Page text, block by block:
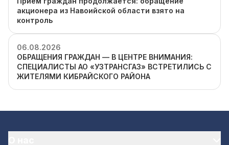
акционера из Навоийской области взято на
контроль
06.08.2026
ОБРАЩЕНИЯ ГРАЖДАН — В ЦЕНТРЕ ВНИМАНИЯ:
СПЕЦИАЛИСТЫ АО «УЗТРАНСГАЗ» ВСТРЕТИЛИСЬ С
ЖИТЕЛЯМИ КИБРАЙСКОГО РАЙОНА